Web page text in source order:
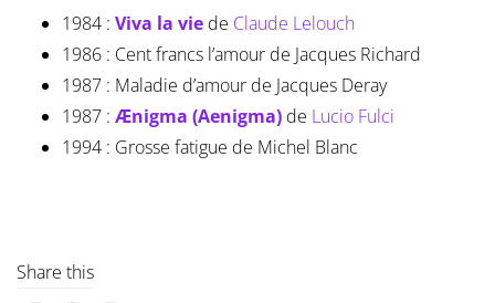
1984 : Viva la viede Claude Lelouch
1986 : Cent francs l’amour de Jacques Richard
1987 : Maladie d’amour de Jacques Deray
1987 : Ænigma (Aenigma) de Lucio Fulci
1994 : Grosse fatigue de Michel Blanc
Share this